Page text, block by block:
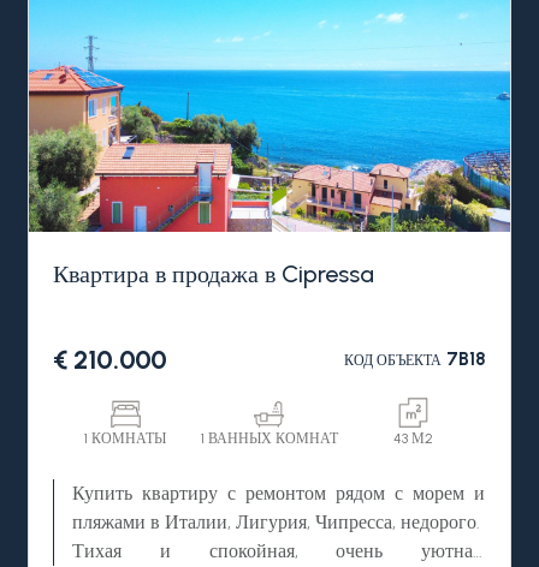
Квартира в продажа в Cipressa
€ 210.000 КОД ОБЪЕКТА7B18
1 КОМНАТЫ 1 ВАННЫХ КОМНАТ 43 М2
Купить квартиру с ремонтом рядом с морем и
пляжами в Италии, Лигурия, Чипресса, недорого.
Тихая и спокойная, очень уютная,